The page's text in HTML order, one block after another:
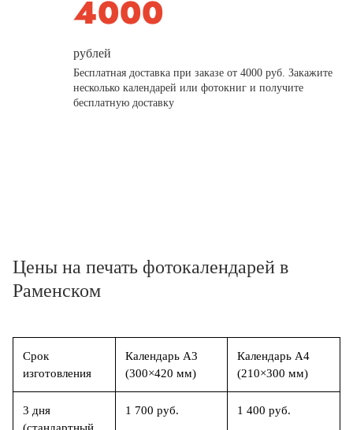
рублей
Бесплатная доставка при заказе от 4000 руб. Закажите
несколько календарей или фотокниг и получите
бесплатную доставку
Цены на печать фотокалендарей в
Раменском
Срок
изготовления
Календарь А3
(300×420 мм)
Календарь А4
(210×300 мм)
3 дня
1 700 руб. 1 400 руб.